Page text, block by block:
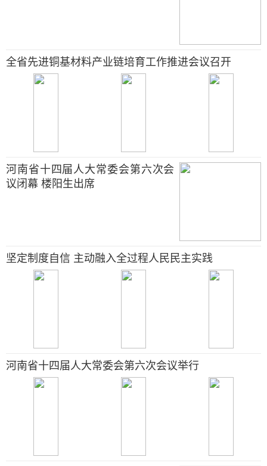
全省先进铜基材料产业链培育工作推进会议召开
河南省十四届人大常委会第六次会
议闭幕 楼阳生出席
坚定制度自信 主动融入全过程人民民主实践
河南省十四届人大常委会第六次会议举行